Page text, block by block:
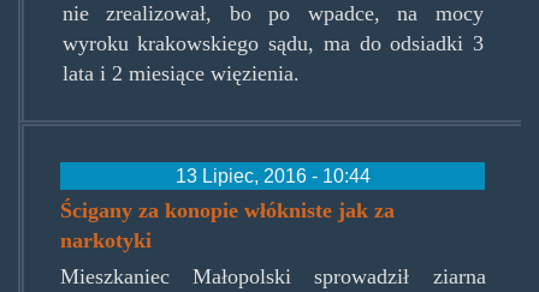
nie zrealizował, bo po wpadce, na mocy
wyroku krakowskiego sądu, ma do odsiadki 3
lata i 2 miesiące więzienia.
13 Lipiec, 2016 - 10:44
Ścigany za konopie włókniste jak za
narkotyki
Mieszkaniec Małopolski sprowadził ziarna